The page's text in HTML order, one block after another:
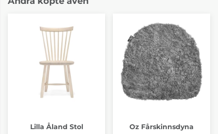
Lilla Åland Stol Oz Fårskinnsdyna